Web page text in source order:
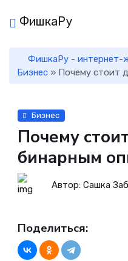
ФишкаРу
ФишкаРу - интернет-
Бизнес » Почему стоит
Бизнес
Почему
бинарным
Автор: Сашка
Поделиться: